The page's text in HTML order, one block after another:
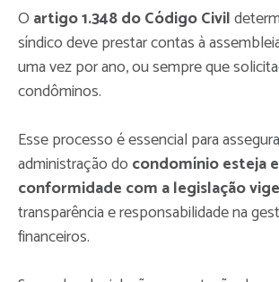
O artigo 1.348 do Código Civil
síndico deve prestar contas à
uma vez por ano, ou sempre que
condôminos.
Esse processo é essencial para
administração do condomínio esteja
conformidade com a legislação
transparência e responsabilidade na
financeiros.